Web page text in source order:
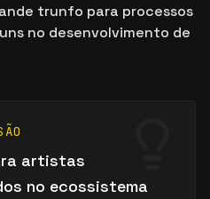
trunfo para processos
no desenvolvimento de
artistas
no ecossistema